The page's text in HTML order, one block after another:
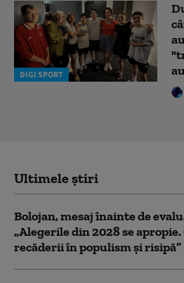
DIGI SPORT
Ultimele știri
Bolojan, mesaj înainte de
„Alegerile din 2028 se
recăderii în populism și risipă”